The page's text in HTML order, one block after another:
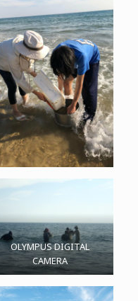
OLYMPUS DIGITAL
CAMERA